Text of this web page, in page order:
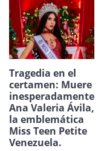
Tragedia en el
certamen: Muere
inesperadamente
Ana Valeria Ávila,
la emblemática
Miss Teen Petite
Venezuela.